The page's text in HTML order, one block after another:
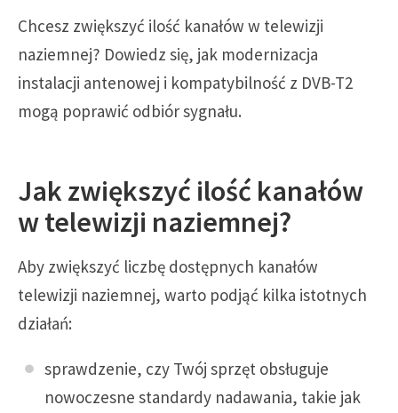
Chcesz zwiększyć ilość kanałów w telewizji
naziemnej? Dowiedz się, jak modernizacja
instalacji antenowej i kompatybilność z DVB-T2
mogą poprawić odbiór sygnału.
Jak zwiększyć ilość kanałów
w telewizji naziemnej?
Aby zwiększyć liczbę dostępnych kanałów
telewizji naziemnej, warto podjąć kilka istotnych
działań:
sprawdzenie, czy Twój sprzęt obsługuje
nowoczesne standardy nadawania, takie jak